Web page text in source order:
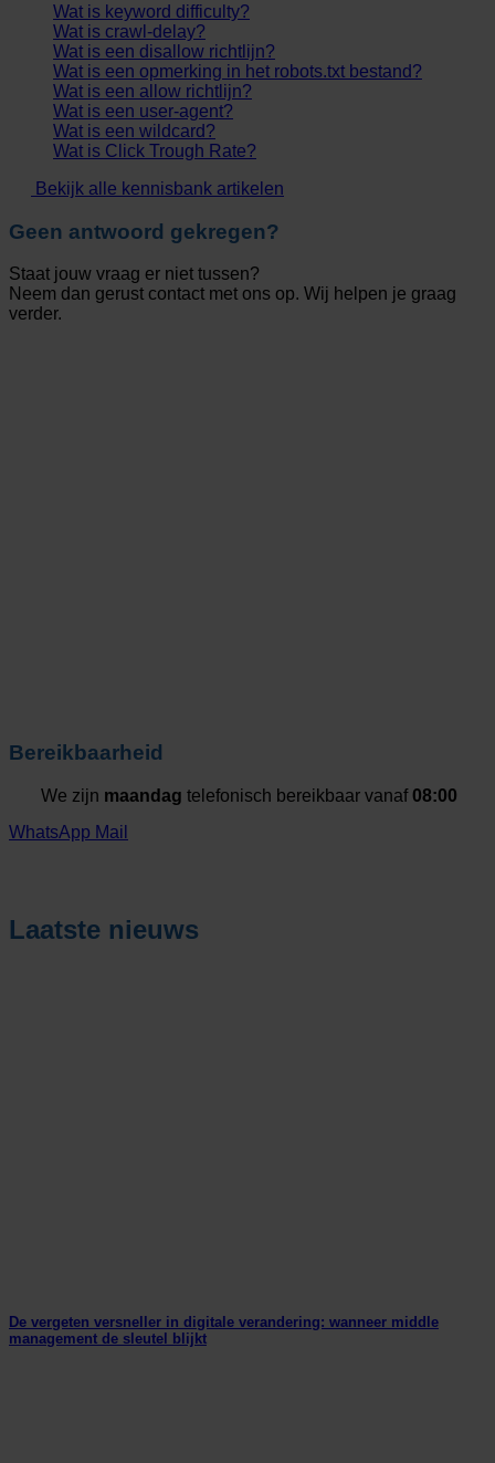
Wat is keyword difficulty?
Wat is crawl-delay?
Wat is een disallow richtlijn?
Wat is een opmerking in het robots.txt bestand?
Wat is een allow richtlijn?
Wat is een user-agent?
Wat is een wildcard?
Wat is Click Trough Rate?
Bekijk alle kennisbank artikelen
Geen antwoord gekregen?
Staat jouw vraag er niet tussen?
Neem dan gerust contact met ons op. Wij helpen je graag
verder.
Bereikbaarheid
We zijn maandag telefonisch bereikbaar vanaf 08:00
WhatsApp Mail
Laatste nieuws
De vergeten versneller in digitale verandering: wanneer middle
management de sleutel blijkt